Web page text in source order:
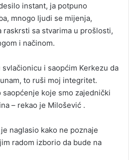
instant, ja potpuno
mnogo ljudi se mijenja,
raskrsti sa stvarima u prošlosti,
i načinom.
i saopćim Kerkezu da
to ruši moj integritet.
koje smo zajednički
– rekao je Milošević .
naglasio kako ne poznaje
radom izborio da bude na